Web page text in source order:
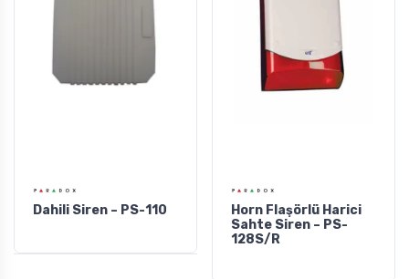
Dahili Siren – PS-110
Horn Flaşörlü Harici
Sahte Siren – PS-
128S/R